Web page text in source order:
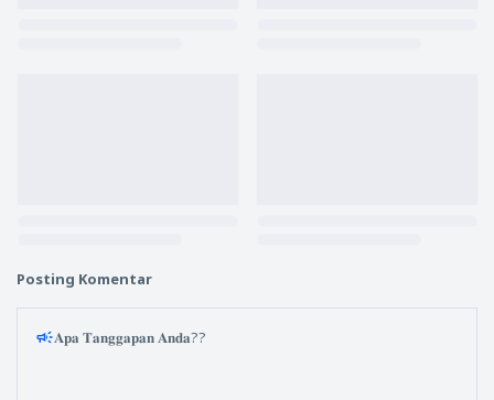
Posting Komentar
𝐀𝐩𝐚 𝐓𝐚𝐧𝐠𝐠𝐚𝐩𝐚𝐧 𝐀𝐧𝐝𝐚??